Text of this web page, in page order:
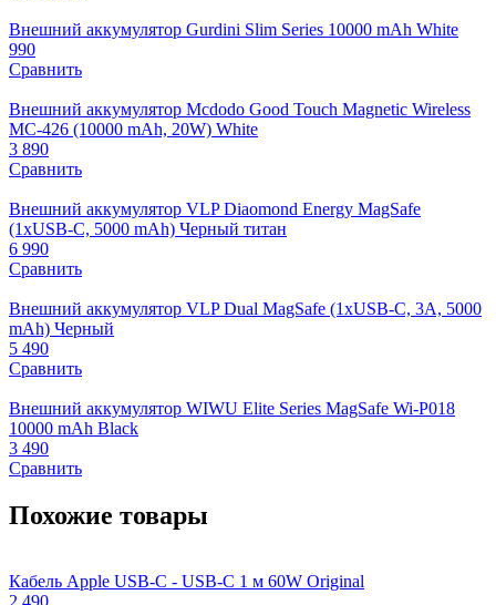
Внешний аккумулятор Gurdini Slim Series 10000 mAh White
990
Сравнить
Внешний аккумулятор Mcdodo Good Touch Magnetic Wireless
MC-426 (10000 mAh, 20W) White
3 890
Сравнить
Внешний аккумулятор VLP Diaomond Energy MagSafe
(1xUSB-C, 5000 mAh) Черный титан
6 990
Сравнить
Внешний аккумулятор VLP Dual MagSafe (1xUSB-C, 3A, 5000
mAh) Черный
5 490
Сравнить
Внешний аккумулятор WIWU Elite Series MagSafe Wi-P018
10000 mAh Black
3 490
Сравнить
Похожие товары
Кабель Apple USB-C - USB-C 1 м 60W Original